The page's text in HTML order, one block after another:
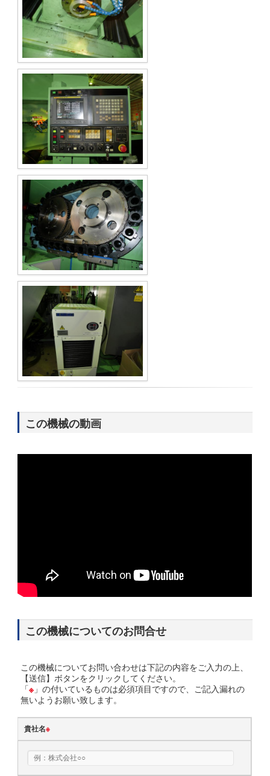
この機械の動画
この機械についてのお問合せ
この機械についてお問い合わせは下記の内容をご入力の上、
【送信】ボタンをクリックしてください。
「※ 」の付いているものは必須項目ですので、ご記入漏れの
無いようお願い致します。
貴社名※